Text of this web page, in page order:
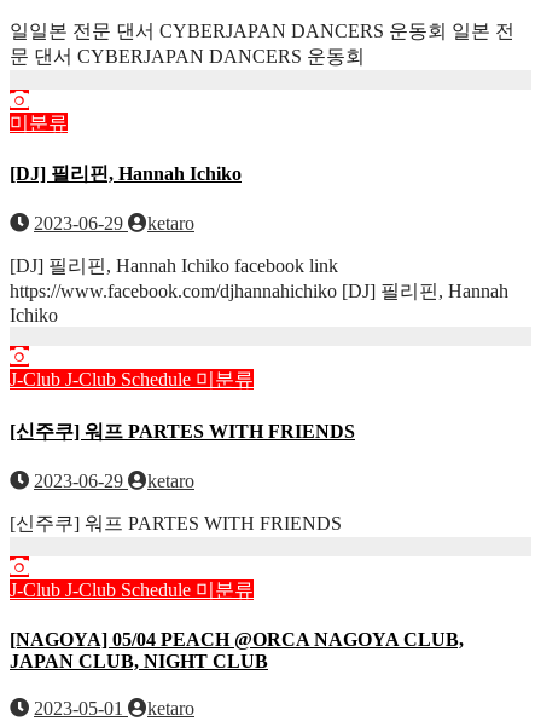
일일본 전문 댄서 CYBERJAPAN DANCERS 운동회 일본 전
문 댄서 CYBERJAPAN DANCERS 운동회
미분류
[DJ] 필리핀, Hannah Ichiko
2023-06-29 ketaro
[DJ] 필리핀, Hannah Ichiko facebook link
https://www.facebook.com/djhannahichiko [DJ] 필리핀, Hannah
Ichiko
J-Club J-Club Schedule 미분류
[신주쿠] 워프 PARTES WITH FRIENDS
2023-06-29 ketaro
[신주쿠] 워프 PARTES WITH FRIENDS
J-Club J-Club Schedule 미분류
[NAGOYA] 05/04 PEACH @ORCA NAGOYA CLUB,
JAPAN CLUB, NIGHT CLUB
2023-05-01
ketaro